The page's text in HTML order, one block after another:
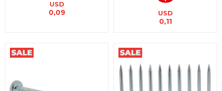
USD
0,09 USD
0,11